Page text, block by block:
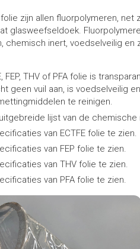
folie zijn allen fluorpolymeren, net
glasweefseldoek.
chemisch inert, voedselveilig en
FEP, THV of PFA folie is
geen vuil aan, is voedselveilig
te reinigen.
lijst van de chemische
van ECTFE folie te zien.
van FEP folie te zien.
van THV folie te zien.
van PFA folie te zien.